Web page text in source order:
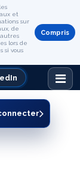
et
sur
de
lors de
si vous
Compris